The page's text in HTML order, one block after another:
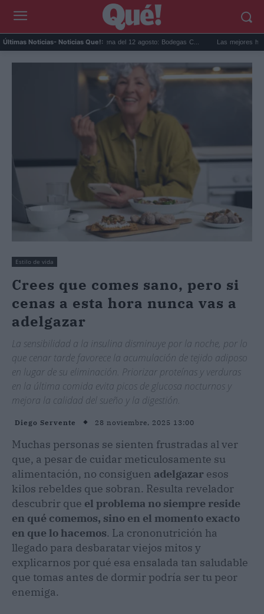
Últimas Noticias- Noticias Que!:
Eclipse solar en Cariñena del 12 agosto: Bodegas C... Las mejores hipotecas de
Estilo de vida
Crees que comes sano, pero si
cenas a esta hora nunca vas a
adelgazar
La sensibilidad a la insulina disminuye por la noche, por lo
que cenar tarde favorece la acumulación de tejido adiposo
en lugar de su eliminación. Priorizar proteínas y verduras
en la última comida evita picos de glucosa nocturnos y
mejora la calidad del sueño y la digestión.
Diego Servente 28 noviembre, 2025 13:00
Muchas personas se sienten frustradas al ver
que, a pesar de cuidar meticulosamente su
alimentación, no consiguen adelgazar esos
kilos rebeldes que sobran. Resulta revelador
descubrir que el problema no siempre reside
en qué comemos, sino en el momento exacto
en que lo hacemos. La crononutrición ha
llegado para desbaratar viejos mitos y
explicarnos por qué esa ensalada tan saludable
que tomas antes de dormir podría ser tu peor
enemiga.